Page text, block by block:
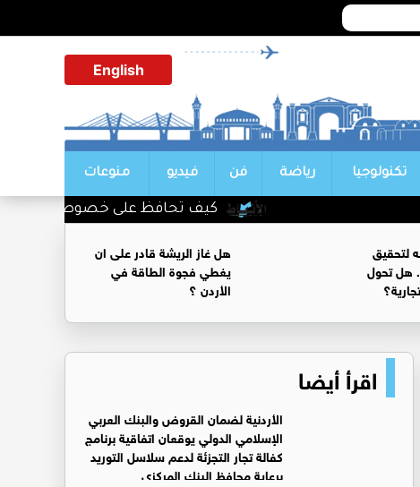
English
تكنولوجيا رياضة فن فيديو منوعات
كيف تحافظ على خصوصية محادثاتك
لتحقيق
هل تحول
هل غاز الريشة قادر على ان
يغطي فجوة الطاقة في
الأردن ؟
اقرأ أيضا
الأردنية لضمان القروض والبنك العربي
الإسلامي الدولي يوقعان اتفاقية برنامج
كفالة تجار التجزئة لدعم سلاسل التوريد
برعاية محافظ البنك المركزي